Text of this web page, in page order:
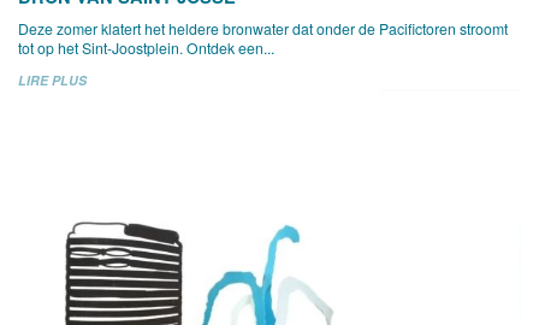
Deze zomer klatert het heldere bronwater dat onder de Pacifictoren stroomt
tot op het Sint-Joostplein. Ontdek een...
LIRE PLUS